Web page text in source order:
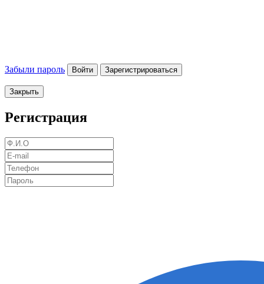
Забыли пароль Войти Зарегистрироваться
Закрыть
Регистрация